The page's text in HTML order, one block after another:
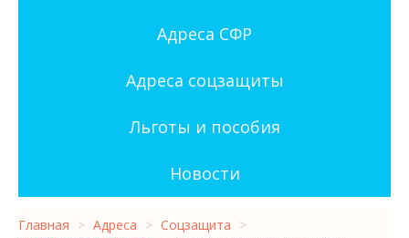
Адреса СФР
Адреса соцзащиты
Льготы и пособия
Новости
Главная > Адреса > Соцзащита >